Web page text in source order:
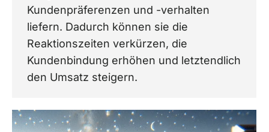
Kundenpräferenzen und -verhalten
liefern. Dadurch können sie die
Reaktionszeiten verkürzen, die
Kundenbindung erhöhen und letztendlich
den Umsatz steigern.